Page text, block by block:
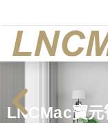
LNCMac寶